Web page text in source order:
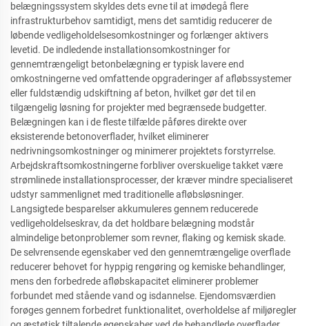
belægningssystem skyldes dets evne til at imødegå flere
infrastrukturbehov samtidigt, mens det samtidig reducerer de
løbende vedligeholdelsesomkostninger og forlænger aktivers
levetid. De indledende installationsomkostninger for
gennemtrængeligt betonbelægning er typisk lavere end
omkostningerne ved omfattende opgraderinger af afløbssystemer
eller fuldstændig udskiftning af beton, hvilket gør det til en
tilgængelig løsning for projekter med begrænsede budgetter.
Belægningen kan i de fleste tilfælde påføres direkte over
eksisterende betonoverflader, hvilket eliminerer
nedrivningsomkostninger og minimerer projektets forstyrrelse.
Arbejdskraftsomkostningerne forbliver overskuelige takket være
strømlinede installationsprocesser, der kræver mindre specialiseret
udstyr sammenlignet med traditionelle afløbsløsninger.
Langsigtede besparelser akkumuleres gennem reducerede
vedligeholdelseskrav, da det holdbare belægning modstår
almindelige betonproblemer som revner, flaking og kemisk skade.
De selvrensende egenskaber ved den gennemtrængelige overflade
reducerer behovet for hyppig rengøring og kemiske behandlinger,
mens den forbedrede afløbskapacitet eliminerer problemer
forbundet med stående vand og isdannelse. Ejendomsværdien
forøges gennem forbedret funktionalitet, overholdelse af miljøregler